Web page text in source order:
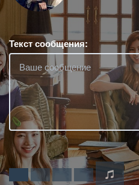
Текст сообщения: